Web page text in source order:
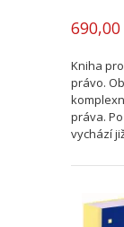
690,00
Kniha
právo.
práva.
vychází